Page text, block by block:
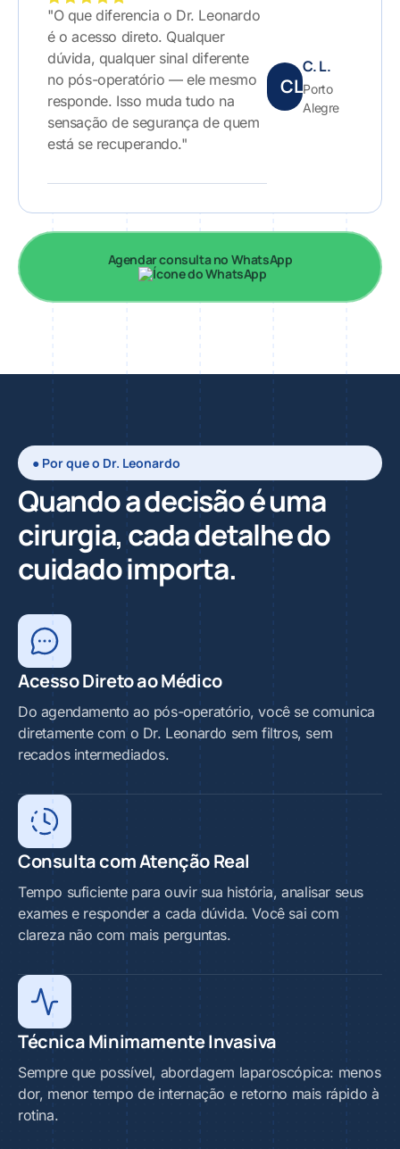
"O que diferencia o Dr. Leonardo
é o acesso direto. Qualquer
dúvida, qualquer sinal diferente
no pós-operatório — ele mesmo
responde. Isso muda tudo na
sensação de segurança de quem
está se recuperando."
CL
C. L.
Porto
Alegre
Agendar consulta no WhatsApp
● Por que o Dr. Leonardo
Quando a decisão é uma
cirurgia, cada detalhe do
cuidado importa.
Acesso Direto ao Médico
Do agendamento ao pós-operatório, você se comunica
diretamente com o Dr. Leonardo sem filtros, sem
recados intermediados.
Consulta com Atenção Real
Tempo suficiente para ouvir sua história, analisar seus
exames e responder a cada dúvida. Você sai com
clareza não com mais perguntas.
Técnica Minimamente Invasiva
Sempre que possível, abordagem laparoscópica: menos
dor, menor tempo de internação e retorno mais rápido à
rotina.